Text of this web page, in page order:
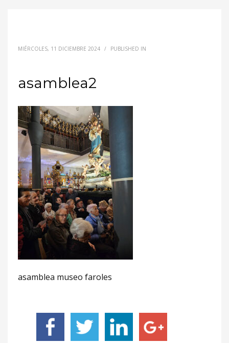
MIÉRCOLES, 11 DICIEMBRE 2024 / PUBLISHED IN
asamblea2
asamblea museo faroles